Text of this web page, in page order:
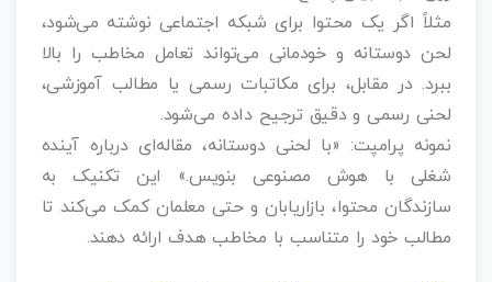
مثلاً اگر یک محتوا برای شبکه اجتماعی نوشته می‌شود،
لحن دوستانه و خودمانی می‌تواند تعامل مخاطب را بالا
ببرد. در مقابل، برای مکاتبات رسمی یا مطالب آموزشی،
لحنی رسمی و دقیق ترجیح داده می‌شود.
نمونه پرامپت: «با لحنی دوستانه، مقاله‌ای درباره آینده
شغلی با هوش مصنوعی بنویس.» این تکنیک به
سازندگان محتوا، بازاریابان و حتی معلمان کمک می‌کند تا
مطالب خود را متناسب با مخاطب هدف ارائه دهند.